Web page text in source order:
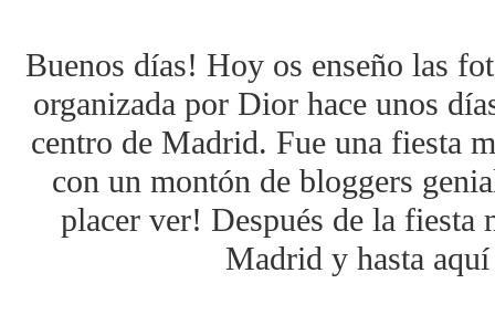
Buenos días! Hoy os enseño las
organizada por Dior hace unos
centro de Madrid. Fue una fiesta
con un montón de bloggers
placer ver! Después de la fiesta
Madrid y hasta